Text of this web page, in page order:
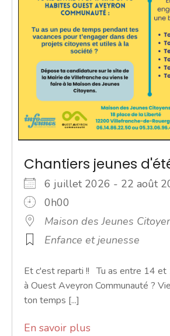
Chantiers jeunes
6 juillet 2026 - 22 août
0h00
Maison des Jeunes
Enfance et jeunesse
Et c'est reparti !! Tu as entre 14 et
à Ouest Aveyron Communauté ?
ton temps [...]
En savoir plus